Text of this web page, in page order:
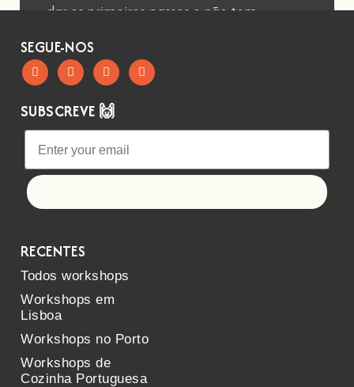
dar os primeiros passos e não tem
SEGUE-NOS
SUBSCREVE 🙌
RECENTES
Todos workshops
Workshops em
Lisboa
Workshops no Porto
Workshops de
Cozinha Portuguesa